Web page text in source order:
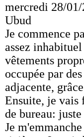
mercredi 28/
Ubud
Je commence
assez
vêtements
occupée par
adjacente,
Ensuite, je vais
de bureau:
Je